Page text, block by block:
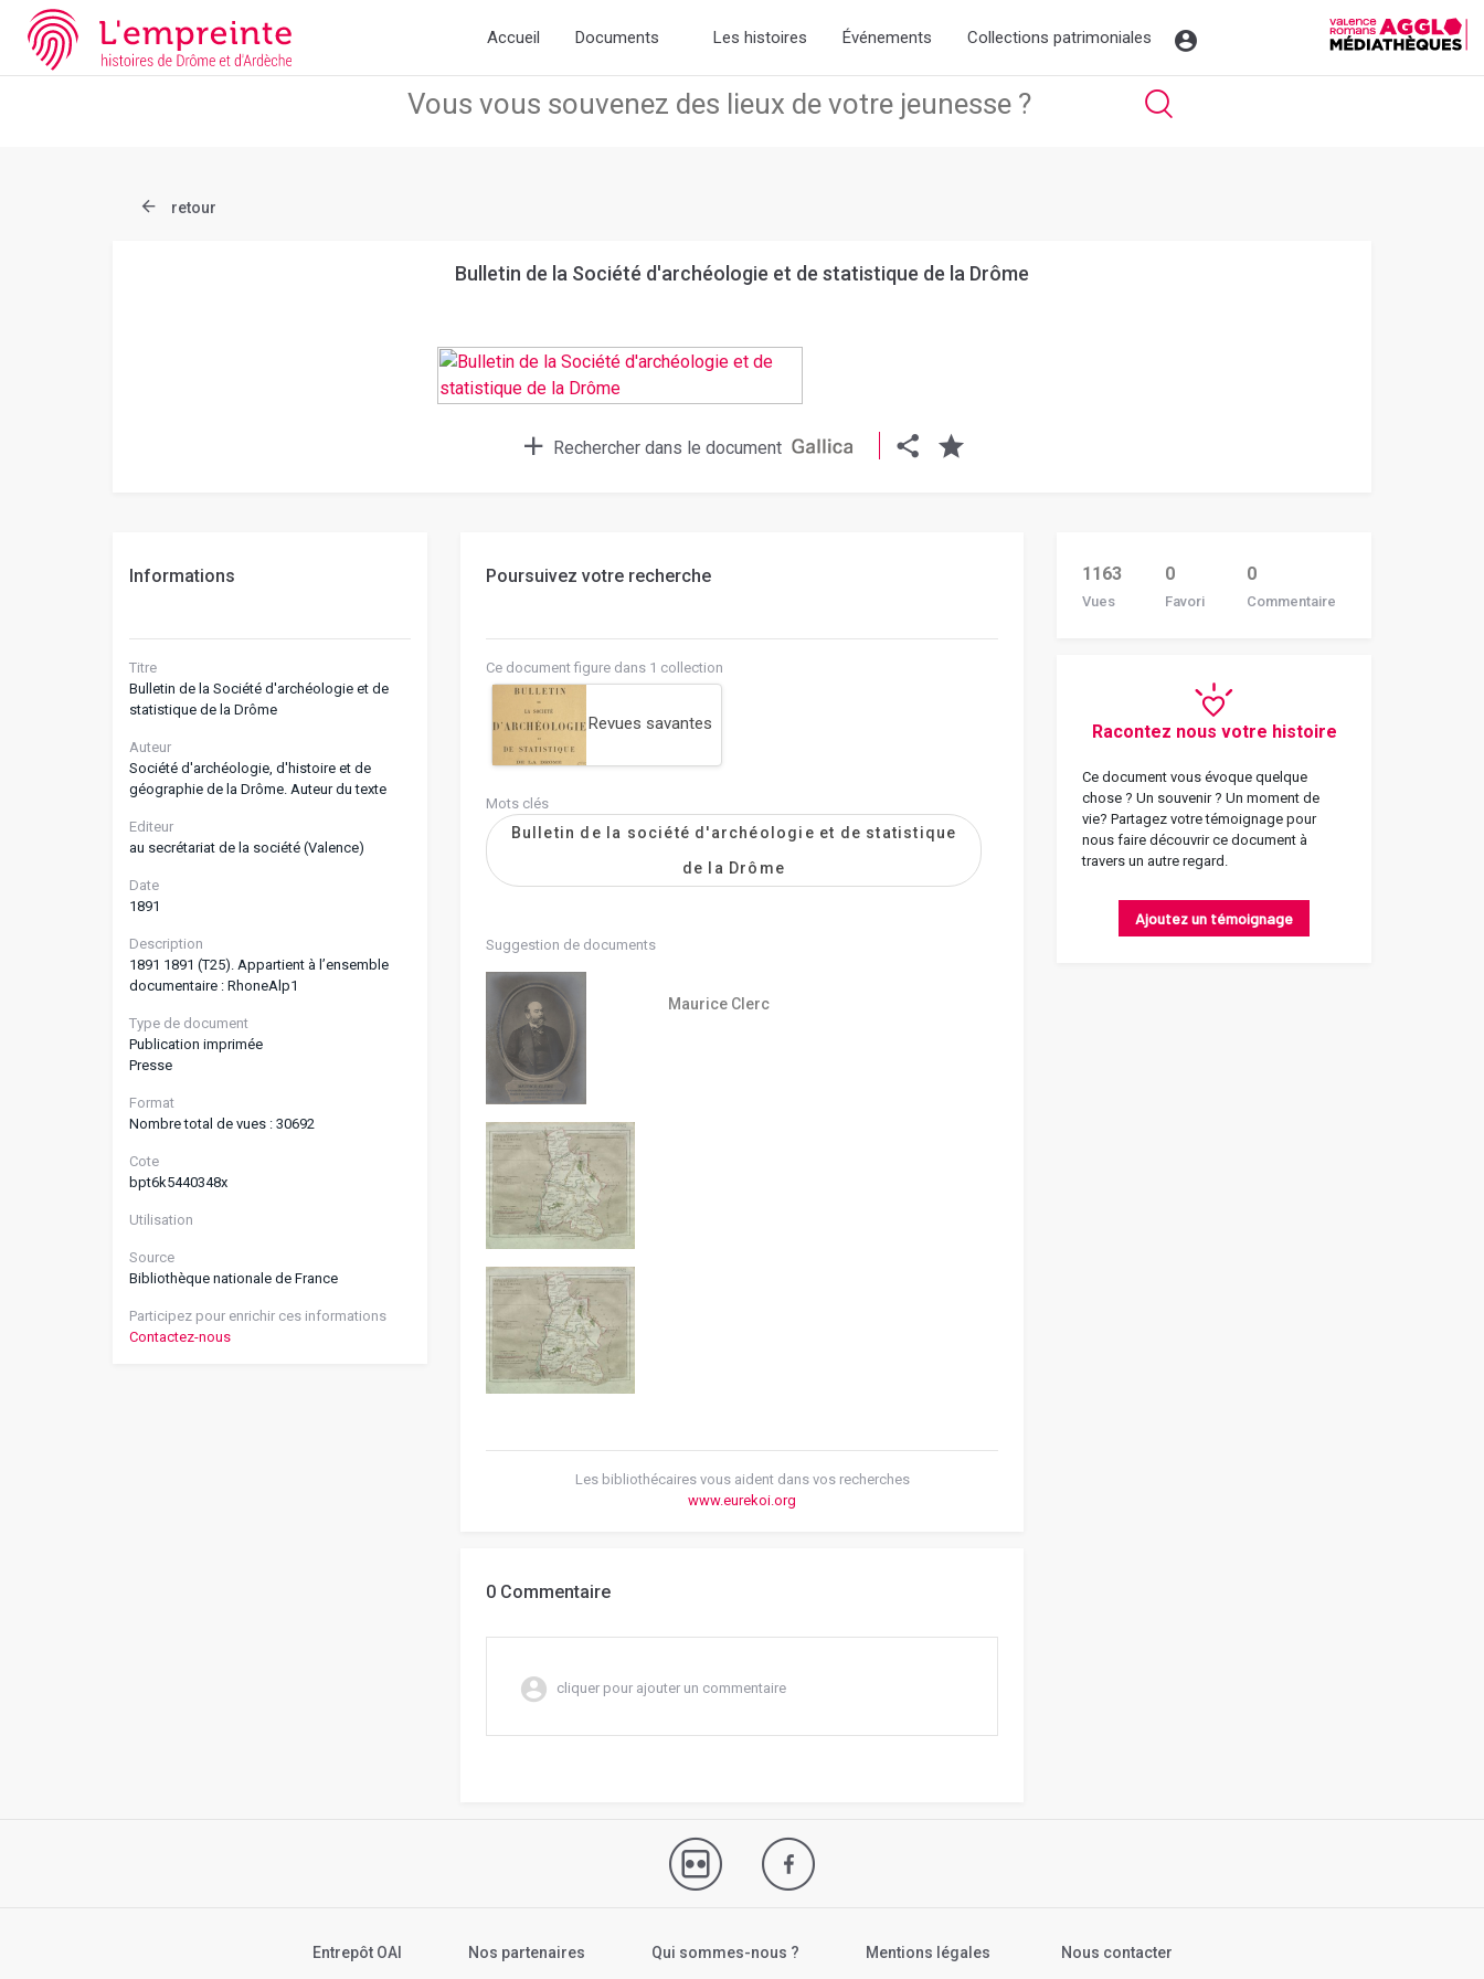
Array ( [slug] => document [ref] => bpt6k5440348x )
Accueil Documents Les histoires Événements Collections patrimoniales
retour
Bulletin de la Société d'archéologie et de statistique de la Drôme
Rechercher dans le document
Informations
Titre
Bulletin de la Société d'archéologie et de
statistique de la Drôme
Auteur
Société d'archéologie, d'histoire et de
géographie de la Drôme. Auteur du texte
Editeur
au secrétariat de la société (Valence)
Date
1891
Description
1891 1891 (T25). Appartient à l’ensemble
documentaire : RhoneAlp1
Type de document
Publication imprimée
Presse
Format
Nombre total de vues : 30692
Cote
bpt6k5440348x
Utilisation
Source
Bibliothèque nationale de France
Participez pour enrichir ces informations
Contactez-nous
Poursuivez votre recherche
Ce document figure dans 1 collection
Revues savantes
Mots clés
Bulletin de la société d'archéologie et de statistique
de la Drôme
Suggestion de documents
Maurice Clerc
Les bibliothécaires vous aident dans vos recherches
www.eurekoi.org
0 Commentaire
cliquer pour ajouter un commentaire
1163
Vues
0
Favori
0
Commentaire
Racontez nous votre histoire
Ce document vous évoque quelque
chose ? Un souvenir ? Un moment de
vie? Partagez votre témoignage pour
nous faire découvrir ce document à
travers un autre regard.
Ajoutez un témoignage
Entrepôt OAI Nos partenaires Qui sommes-nous ? Mentions légales Nous contacter